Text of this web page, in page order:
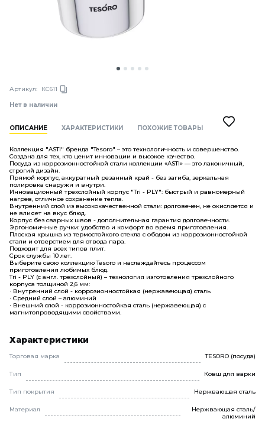
Артикул: КС611
Нет в наличии
ОПИСАНИЕ ХАРАКТЕРИСТИКИ ПОХОЖИЕ ТОВАРЫ
Коллекция "ASTI" бренда "Tesoro" – это технологичность и совершенство.
Создана для тех, кто ценит инновации и высокое качество.
Посуда из коррозионностойкой стали коллекции «ASTI» — это лаконичный,
строгий дизайн.
Прямой корпус, аккуратный резанный край - без загиба, зеркальная
полировка снаружи и внутри.
Инновационный трехслойный корпус "Tri - PLY": быстрый и равномерный
нагрев, отличное сохранение тепла.
Внутренний слой из высококачественной стали: долговечен, не окисляется и
не влияет на вкус блюд.
Корпус без сварных швов - дополнительная гарантия долговечности.
Эргономичные ручки: удобство и комфорт во время приготовления.
Плоская крышка из термостойкого стекла с ободом из коррозионностойкой
стали и отверстием для отвода пара.
Подходит для всех типов плит.
Срок службы 10 лет.
Выберите свою коллекцию Tesoro и наслаждайтесь процессом
приготовления любимых блюд.
Tri - PLY (с англ. трехслойный) – технология изготовления трехслойного
корпуса толщиной 2,6 мм:
∙ Внутренний слой - коррозионностойкая (нержавеющая) сталь
∙ Средний слой – алюминий
∙ Внешний слой - коррозионностойкая сталь (нержавеющая) с
магнитопроводящими свойствами.
Характеристики
Торговая марка TESORO (посуда)
Тип Ковш для варки
Тип покрытия Нержвающая сталь
Материал
Нержвающая сталь/
алюминий